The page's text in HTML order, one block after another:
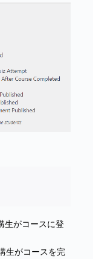
がコースに登
がコースを完